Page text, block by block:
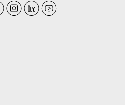
ter pago para fazer
com margem negativa,
consignável disponível para
pode fazer Portabilidade?